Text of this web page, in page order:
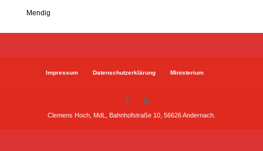
Mendig
Impressum Datenschutzerklärung Ministerium
Clemens Hoch, MdL, Bahnhofstraße 10, 56626 Andernach.